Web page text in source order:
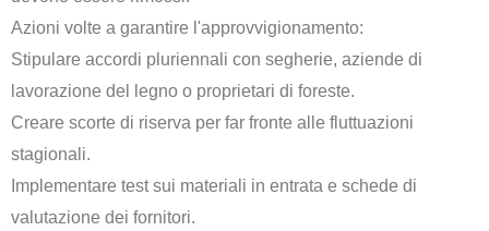
Azioni volte a garantire l'approvvigionamento:
Stipulare accordi pluriennali con segherie, aziende di
lavorazione del legno o proprietari di foreste.
Creare scorte di riserva per far fronte alle fluttuazioni
stagionali.
Implementare test sui materiali in entrata e schede di
valutazione dei fornitori.